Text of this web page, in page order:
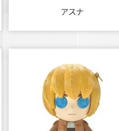
アスナ